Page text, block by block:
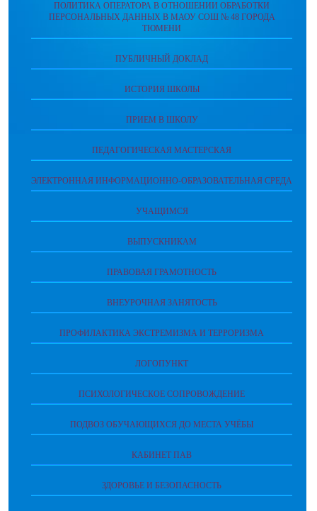
ПОЛИТИКА ОПЕРАТОРА В ОТНОШЕНИИ ОБРАБОТКИ
ПЕРСОНАЛЬНЫХ ДАННЫХ В МАОУ СОШ № 48 ГОРОДА
ТЮМЕНИ
ПУБЛИЧНЫЙ ДОКЛАД
ИСТОРИЯ ШКОЛЫ
ПРИЕМ В ШКОЛУ
ПЕДАГОГИЧЕСКАЯ МАСТЕРСКАЯ
ЭЛЕКТРОННАЯ ИНФОРМАЦИОННО-ОБРАЗОВАТЕЛЬНАЯ СРЕДА
УЧАЩИМСЯ
ВЫПУСКНИКАМ
ПРАВОВАЯ ГРАМОТНОСТЬ
ВНЕУРОЧНАЯ ЗАНЯТОСТЬ
ПРОФИЛАКТИКА ЭКСТРЕМИЗМА И ТЕРРОРИЗМА
ЛОГОПУНКТ
ПСИХОЛОГИЧЕСКОЕ СОПРОВОЖДЕНИЕ
ПОДВОЗ ОБУЧАЮЩИХСЯ ДО МЕСТА УЧЁБЫ
КАБИНЕТ ПАВ
ЗДОРОВЬЕ И БЕЗОПАСНОСТЬ